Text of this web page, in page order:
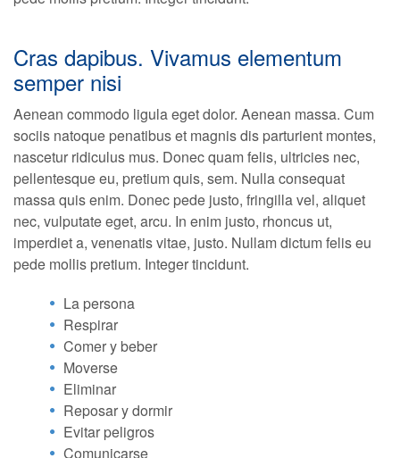
Cras dapibus. Vivamus elementum
semper nisi
Aenean commodo ligula eget dolor. Aenean massa. Cum
sociis natoque penatibus et magnis dis parturient montes,
nascetur ridiculus mus. Donec quam felis, ultricies nec,
pellentesque eu, pretium quis, sem. Nulla consequat
massa quis enim. Donec pede justo, fringilla vel, aliquet
nec, vulputate eget, arcu. In enim justo, rhoncus ut,
imperdiet a, venenatis vitae, justo. Nullam dictum felis eu
pede mollis pretium. Integer tincidunt.
La persona
Respirar
Comer y beber
Moverse
Eliminar
Reposar y dormir
Evitar peligros
Comunicarse